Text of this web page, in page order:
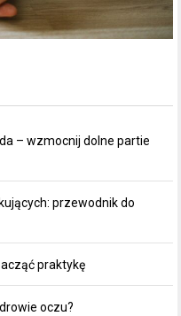
– wzmocnij dolne partie
przewodnik do
praktykę
oczu?